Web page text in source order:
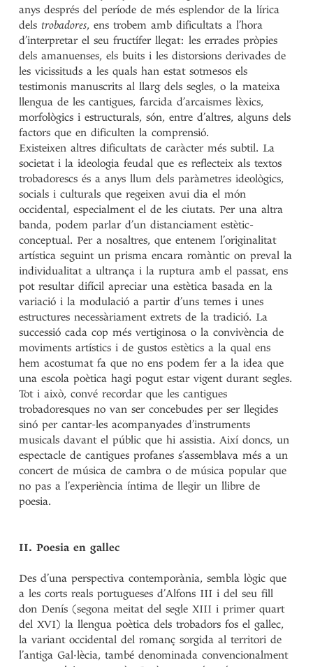
anys després del període de més esplendor de la lírica
delstrobadores, ens trobem amb dificultats a l’hora
d’interpretar el seu fructífer llegat: les errades pròpies
dels amanuenses, els buits i les distorsions derivades de
les vicissituds a les quals han estat sotmesos els
testimonis manuscrits al llarg dels segles, o la mateixa
llengua de les cantigues, farcida d’arcaismes lèxics,
morfològics i estructurals, són, entre d’altres, alguns dels
factors que en dificulten la comprensió.
Existeixen altres dificultats de caràcter més subtil. La
societat i la ideologia feudal que es reflecteix als textos
trobadorescs és a anys llum dels paràmetres ideològics,
socials i culturals que regeixen avui dia el món
occidental, especialment el de les ciutats. Per una altra
banda, podem parlar d’un distanciament estètic-
conceptual. Per a nosaltres, que entenem l’originalitat
artística seguint un prisma encara romàntic on preval la
individualitat a ultrança i la ruptura amb el passat, ens
pot resultar difícil apreciar una estètica basada en la
variació i la modulació a partir d’uns temes i unes
estructures necessàriament extrets de la tradició. La
successió cada cop més vertiginosa o la convivència de
moviments artístics i de gustos estètics a la qual ens
hem acostumat fa que no ens podem fer a la idea que
una escola poètica hagi pogut estar vigent durant segles.
Tot i això, convé recordar que les cantigues
trobadoresques no van ser concebudes per ser llegides
sinó per cantar-les acompanyades d’instruments
musicals davant el públic que hi assistia. Així doncs, un
espectacle de cantigues profanes s’assemblava més a un
concert de música de cambra o de música popular que
no pas a l’experiència íntima de llegir un llibre de
poesia.
II. Poesia en gallec
Des d’una perspectiva contemporània, sembla lògic que
a les corts reals portugueses d’Alfons III i del seu fill
don Denís (segona meitat del segle XIII i primer quart
del XVI) la llengua poètica dels trobadors fos el gallec,
la variant occidental del romanç sorgida al territori de
l’antiga Gal·lècia, també denominada convencionalment